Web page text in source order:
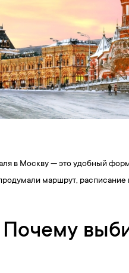
в Москву — это удобный
маршрут, расписание
Почему